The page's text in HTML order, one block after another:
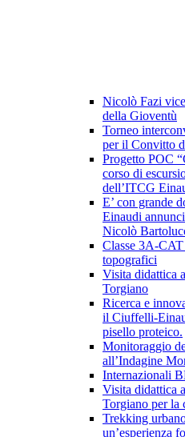
Nicolò Fazi
della Gioventù
Torneo
per il Convitto
Progetto POC
corso di
dell’ITCG
E’ con grande
Einaudi
Nicolò
Classe 3A-
topografici
Visita didattica
Torgiano
Ricerca e
il Ciuffelli-
pisello proteico.
Monitoraggio
all’Indagine
Internazionali
Visita didattica
Torgiano per la
Trekking
un’esperienza